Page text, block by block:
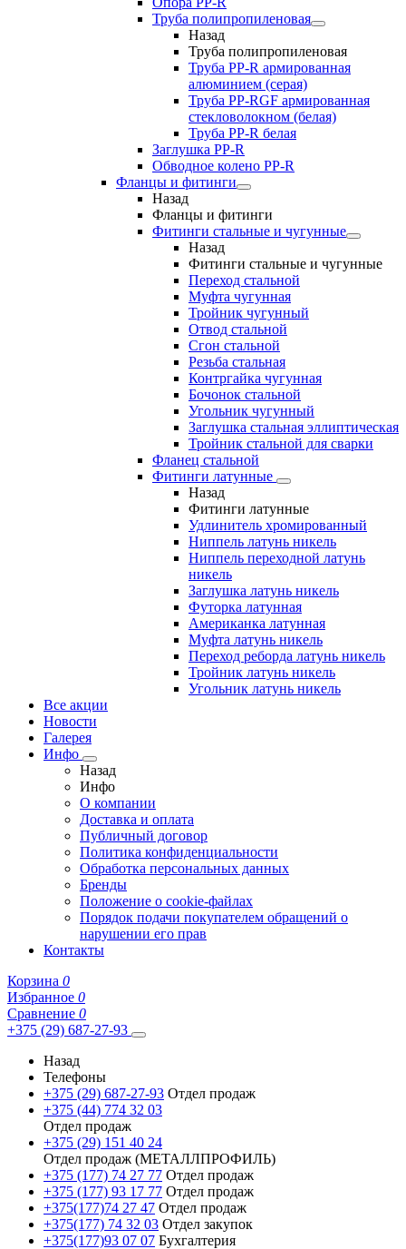
Труба полипропиленовая
Назад
Труба полипропиленовая
Труба PP-R армированная
алюминием (серая)
Труба PP-RGF армированная
стекловолокном (белая)
Труба РР-R белая
Заглушка PP-R
Обводное колено PP-R
Фланцы и фитинги
Назад
Фланцы и фитинги
Фитинги стальные и чугунные
Назад
Фитинги стальные и чугунные
Переход стальной
Муфта чугунная
Тройник чугунный
Отвод стальной
Сгон стальной
Резьба стальная
Контргайка чугунная
Бочонок стальной
Угольник чугунный
Заглушка стальная эллиптическая
Тройник стальной для сварки
Фланец стальной
Фитинги латунные
Назад
Фитинги латунные
Удлинитель хромированный
Ниппель латунь никель
Ниппель переходной латунь
никель
Заглушка латунь никель
Футорка латунная
Американка латунная
Муфта латунь никель
Переход реборда латунь никель
Тройник латунь никель
Угольник латунь никель
Все акции
Новости
Галерея
Инфо
Назад
Инфо
О компании
Доставка и оплата
Публичный договор
Политика конфиденциальности
Обработка персональных данных
Бренды
Положение о cookie-файлах
Порядок подачи покупателем обращений о
нарушении его прав
Контакты
Корзина 0
Избранное 0
Сравнение 0
+375 (29) 687-27-93
Назад
Телефоны
+375 (29) 687-27-93 Отдел продаж
+375 (44) 774 32 03
Отдел продаж
+375 (29) 151 40 24
Отдел продаж (МЕТАЛЛПРОФИЛЬ)
+375 (177) 74 27 77 Отдел продаж
+375 (177) 93 17 77 Отдел продаж
+375(177)74 27 47 Отдел продаж
+375(177) 74 32 03 Отдел закупок
+375(177)93 07 07 Бухгалтерия